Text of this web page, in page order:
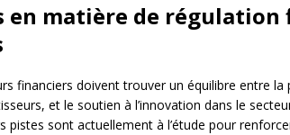
en matière de régulation
financiers doivent trouver un équilibre entre la
et le soutien à l’innovation dans le
pistes sont actuellement à l’étude pour